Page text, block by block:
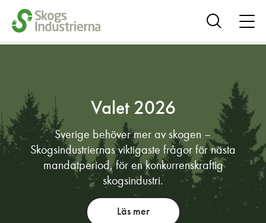
Visa
sök
Valet 2026
Sverige behöver mer av skogen –
Skogsindustriernas viktigaste frågor för nästa
mandatperiod, för en konkurrenskraftig
skogsindustri.
Läs mer